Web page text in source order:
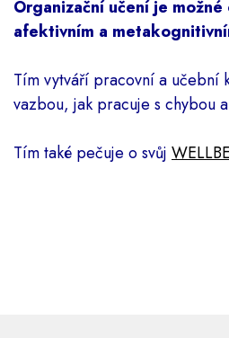
Organizační učení je
afektivním a
Tím vytváří pracovní a učební
vazbou, jak pracuje s chybou
Tím také pečuje o svůj